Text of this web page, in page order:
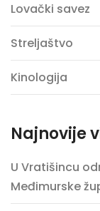
Lovački savez
Streljaštvo
Kinologija
Najnovije
U Vratišincu
Međimurske